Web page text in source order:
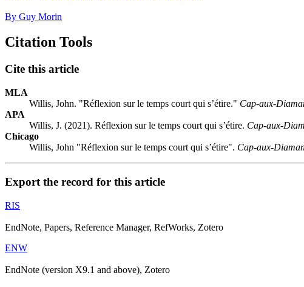
By Guy Morin
Citation Tools
Cite this article
MLA
Willis, John. "Réflexion sur le temps court qui s’étire." Cap-aux-
APA
Willis, J. (2021). Réflexion sur le temps court qui s’étire. Cap-aux-
Chicago
Willis, John "Réflexion sur le temps court qui s’étire". Cap-aux-
Export the record for this article
RIS
EndNote, Papers, Reference Manager, RefWorks, Zotero
ENW
EndNote (version X9.1 and above), Zotero